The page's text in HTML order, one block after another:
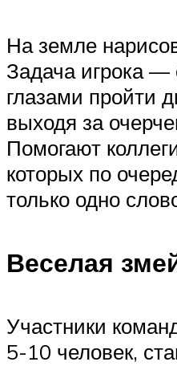
На земле
Задача игрока —
глазами пройти
выходя за
Помогают
которых по
только одно
Веселая
Участники
5-10 человек,